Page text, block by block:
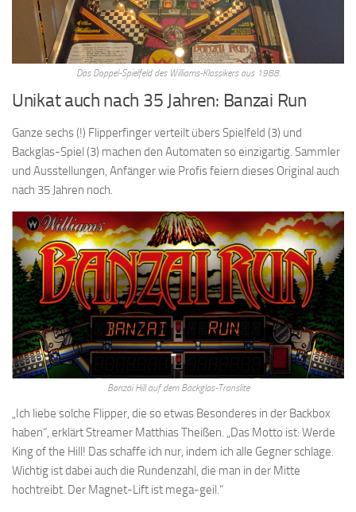
Das Doppel-Spielfeld des Williams-Klassikers aus 1988.
Unikat auch nach 35 Jahren: Banzai Run
Ganze sechs (!) Flipperfinger verteilt übers Spielfeld (3) und
Backglas-Spiel (3) machen den Automaten so einzigartig. Sammler
und Ausstellungen, Anfänger wie Profis feiern dieses Original auch
nach 35 Jahren noch.
Banzai Hill auf dem Backglas-Translite
„Ich liebe solche Flipper, die so etwas Besonderes in der Backbox
haben“, erklärt Streamer Matthias Theißen. „Das Motto ist: Werde
King of the Hill! Das schaffe ich nur, indem ich alle Gegner schlage.
Wichtig ist dabei auch die Rundenzahl, die man in der Mitte
hochtreibt. Der Magnet-Lift ist mega-geil.“